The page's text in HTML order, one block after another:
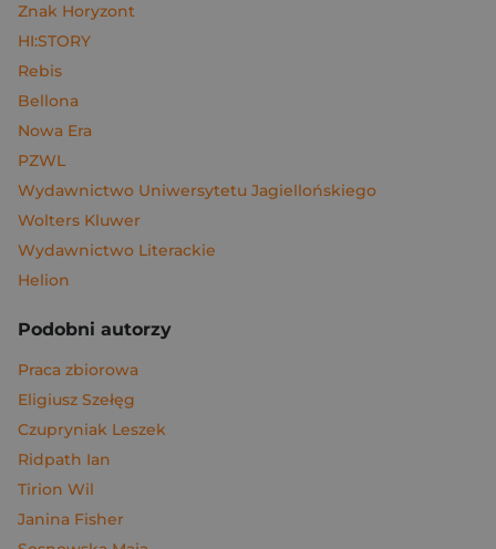
Znak Horyzont
HI:STORY
Rebis
Bellona
Nowa Era
PZWL
Wydawnictwo Uniwersytetu Jagiellońskiego
Wolters Kluwer
Wydawnictwo Literackie
Helion
Podobni autorzy
Praca zbiorowa
Eligiusz Szełęg
Czupryniak Leszek
Ridpath Ian
Tirion Wil
Janina Fisher